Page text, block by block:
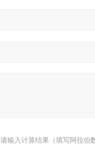
请输入计算结果（填写阿拉伯